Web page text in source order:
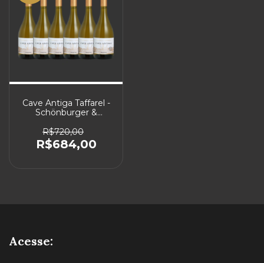
Cave Antiga Taffarel -
Schönburger &
com 6 unidades
R$720,00
R$684,00
Acesse: